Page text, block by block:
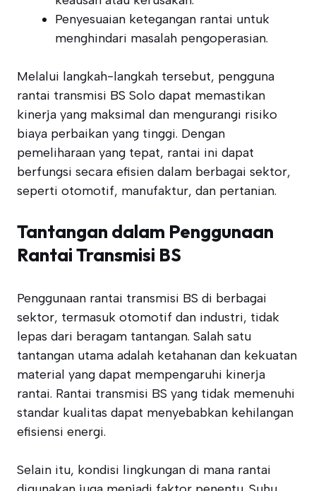
Penyesuaian ketegangan rantai untuk
menghindari masalah pengoperasian.
Melalui langkah-langkah tersebut, pengguna
rantai transmisi BS Solo dapat memastikan
kinerja yang maksimal dan mengurangi risiko
biaya perbaikan yang tinggi. Dengan
pemeliharaan yang tepat, rantai ini dapat
berfungsi secara efisien dalam berbagai sektor,
seperti otomotif, manufaktur, dan pertanian.
Tantangan dalam Penggunaan
Rantai Transmisi BS
Penggunaan rantai transmisi BS di berbagai
sektor, termasuk otomotif dan industri, tidak
lepas dari beragam tantangan. Salah satu
tantangan utama adalah ketahanan dan kekuatan
material yang dapat mempengaruhi kinerja
rantai. Rantai transmisi BS yang tidak memenuhi
standar kualitas dapat menyebabkan kehilangan
efisiensi energi.
Selain itu, kondisi lingkungan di mana rantai